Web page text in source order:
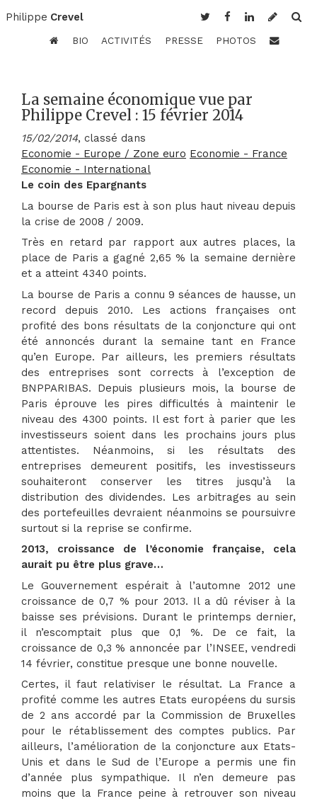
Philippe Crevel
BIO ACTIVITÉS PRESSE PHOTOS
La semaine économique vue par
Philippe Crevel : 15 février 2014
15/02/2014, classé dans
Economie - Europe / Zone euro Economie - France
Economie - International
Le coin des Epargnants
La bourse de Paris est à son plus haut niveau depuis
la crise de 2008 / 2009.
Très en retard par rapport aux autres places, la
place de Paris a gagné 2,65 % la semaine dernière
et a atteint 4340 points.
La bourse de Paris a connu 9 séances de hausse, un
record depuis 2010. Les actions françaises ont
profité des bons résultats de la conjoncture qui ont
été annoncés durant la semaine tant en France
qu’en Europe. Par ailleurs, les premiers résultats
des entreprises sont corrects à l’exception de
BNPPARIBAS. Depuis plusieurs mois, la bourse de
Paris éprouve les pires difficultés à maintenir le
niveau des 4300 points. Il est fort à parier que les
investisseurs soient dans les prochains jours plus
attentistes. Néanmoins, si les résultats des
entreprises demeurent positifs, les investisseurs
souhaiteront conserver les titres jusqu’à la
distribution des dividendes. Les arbitrages au sein
des portefeuilles devraient néanmoins se poursuivre
surtout si la reprise se confirme.
2013, croissance de l’économie française, cela
aurait pu être plus grave…
Le Gouvernement espérait à l’automne 2012 une
croissance de 0,7 % pour 2013. Il a dû réviser à la
baisse ses prévisions. Durant le printemps dernier,
il n’escomptait plus que 0,1 %. De ce fait, la
croissance de 0,3 % annoncée par l’INSEE, vendredi
14 février, constitue presque une bonne nouvelle.
Certes, il faut relativiser le résultat. La France a
profité comme les autres Etats européens du sursis
de 2 ans accordé par la Commission de Bruxelles
pour le rétablissement des comptes publics. Par
ailleurs, l’amélioration de la conjoncture aux Etats-
Unis et dans le Sud de l’Europe a permis une fin
d’année plus sympathique. Il n’en demeure pas
moins que la France peine à retrouver son niveau